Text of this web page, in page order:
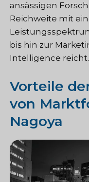
ansässigen
Reichweite mit
bis hin zur
Intelligence reicht.
Vorteile
von
Nagoya